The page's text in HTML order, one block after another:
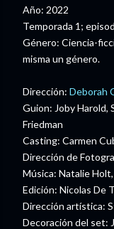
Año: 2022
Temporada 1;
Género: Ciencia-
misma un género.
Dirección: Deborah
Guion: Joby Harold,
Friedman
Casting: Carmen
Dirección de
Música: Natalie
Edición: Nicolas De
Dirección artística:
Decoración del set: